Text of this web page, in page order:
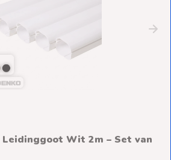
Leidinggoot Wit 2m – Set van